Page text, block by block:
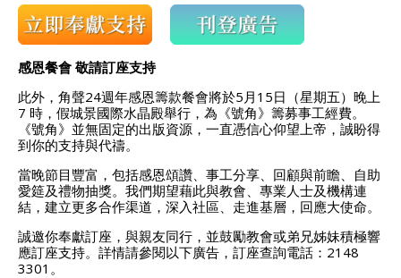
感恩餐會 敬請訂座支持
此外，角聲24週年感恩籌款餐會將於5月15日（星期五）晚上
7 時，假城景國際水晶殿舉行，為《號角》籌募事工經費。
《號角》並無固定的出版資源，一直憑信心仰望上帝，誠盼得
到你的支持與代禱。
當晚節目豐富，包括感恩頌讚、事工分享、回顧與前瞻、自助
愛筵及禮物抽獎。我們期望藉此與教會、專業人士及機構連
結，建立更多合作渠道，深入社區、走進基層，回應大使命。
誠邀你奉獻訂座，與親友同行，並鼓勵教會或弟兄姊妹積極響
應訂座支持。詳情請參閱以下廣告，訂座查詢電話：2148
3301。